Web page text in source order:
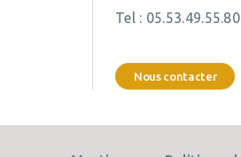
Tel : 05.53.49.55.80
Nous contacter